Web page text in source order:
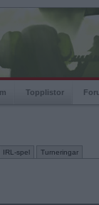
Topplistor
IRL-spel Turneringar